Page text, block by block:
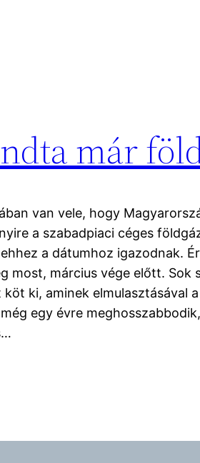
már
van vele, hogy
a szabadpiaci céges
a dátumhoz igazodnak.
most, március vége előtt. Sok
ki, aminek elmulasztásával
egy évre